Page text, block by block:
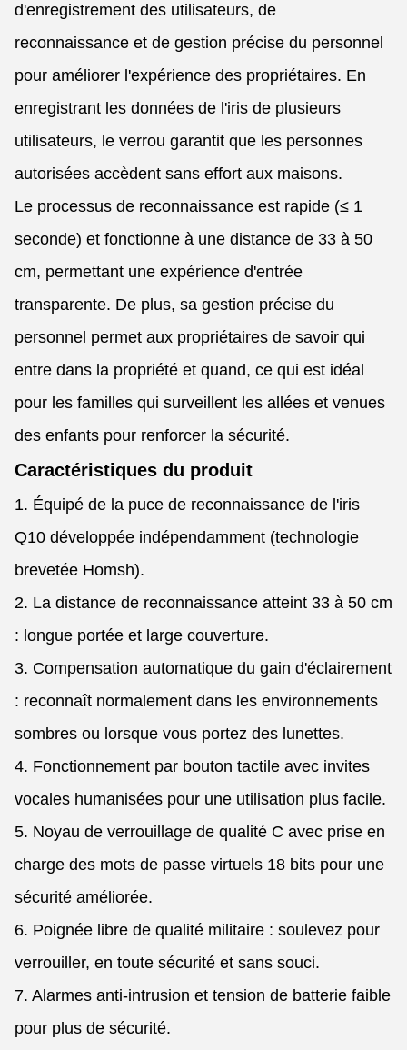
d'enregistrement des utilisateurs, de
reconnaissance et de gestion précise du personnel
pour améliorer l'expérience des propriétaires. En
enregistrant les données de l'iris de plusieurs
utilisateurs, le verrou garantit que les personnes
autorisées accèdent sans effort aux maisons.
Le processus de reconnaissance est rapide (≤ 1
seconde) et fonctionne à une distance de 33 à 50
cm, permettant une expérience d'entrée
transparente. De plus, sa gestion précise du
personnel permet aux propriétaires de savoir qui
entre dans la propriété et quand, ce qui est idéal
pour les familles qui surveillent les allées et venues
des enfants pour renforcer la sécurité.
Caractéristiques du produit
1. Équipé de la puce de reconnaissance de l'iris
Q10 développée indépendamment (technologie
brevetée Homsh).
2. La distance de reconnaissance atteint 33 à 50 cm
: longue portée et large couverture.
3. Compensation automatique du gain d'éclairement
: reconnaît normalement dans les environnements
sombres ou lorsque vous portez des lunettes.
4. Fonctionnement par bouton tactile avec invites
vocales humanisées pour une utilisation plus facile.
5. Noyau de verrouillage de qualité C avec prise en
charge des mots de passe virtuels 18 bits pour une
sécurité améliorée.
6. Poignée libre de qualité militaire : soulevez pour
verrouiller, en toute sécurité et sans souci.
7. Alarmes anti-intrusion et tension de batterie faible
pour plus de sécurité.